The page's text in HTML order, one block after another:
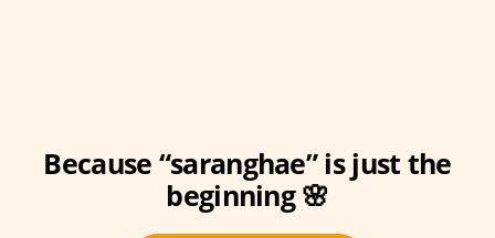
Because “saranghae” is just the
beginning 🌸